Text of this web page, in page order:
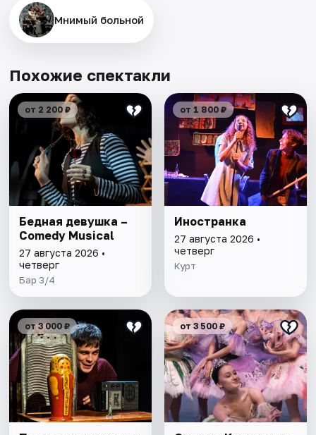
Мнимый больной
Похожие спектакли
от 2 200 ₽
Бедная девушка –
Comedy Musical
27 августа 2026 •
четверг
Бар 3/4
от 1 800 ₽
Иностранка
27 августа 2026 •
четверг
Курт
от 3 000 ₽ от 3 500 ₽